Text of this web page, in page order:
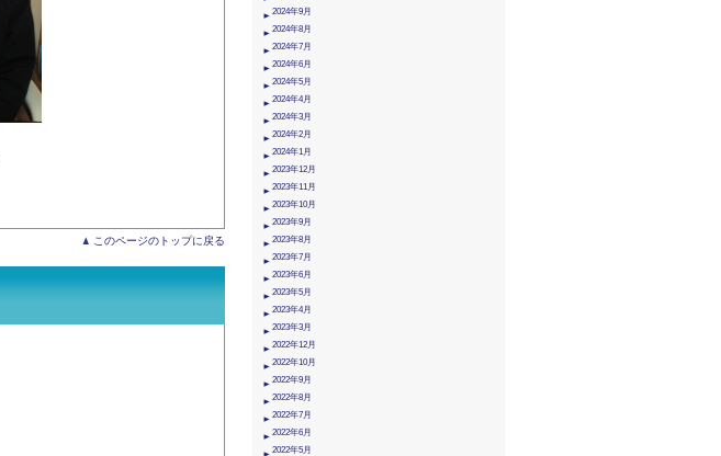
このページのトップに戻る
2024年9月
2024年8月
2024年7月
2024年6月
2024年5月
2024年4月
2024年3月
2024年2月
2024年1月
2023年12月
2023年11月
2023年10月
2023年9月
2023年8月
2023年7月
2023年6月
2023年5月
2023年4月
2023年3月
2022年12月
2022年10月
2022年9月
2022年8月
2022年7月
2022年6月
2022年5月